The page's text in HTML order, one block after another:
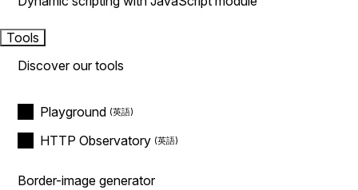
Tools
Discover our tools
Playground
HTTP Observatory
Border-image generator